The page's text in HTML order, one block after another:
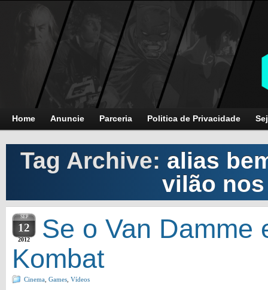
Home Anuncie Parceria Politica de Privacidade
Tag Archive: alias
vilão
SEP
12
2012
Se o Van Damme
Kombat
Cinema Games Vídeos